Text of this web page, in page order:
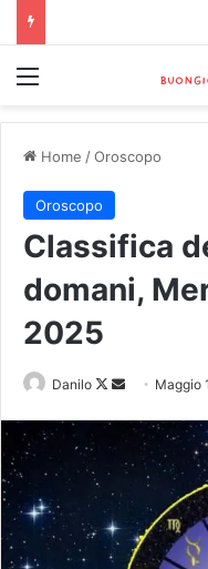
Home /Oroscopo
Oroscopo
Classifica
domani,
2025
Danilo Maggio